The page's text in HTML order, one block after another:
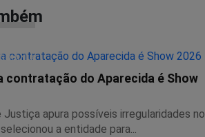
contratação do Aparecida é Show
apura possíveis irregularidades no
a entidade para...